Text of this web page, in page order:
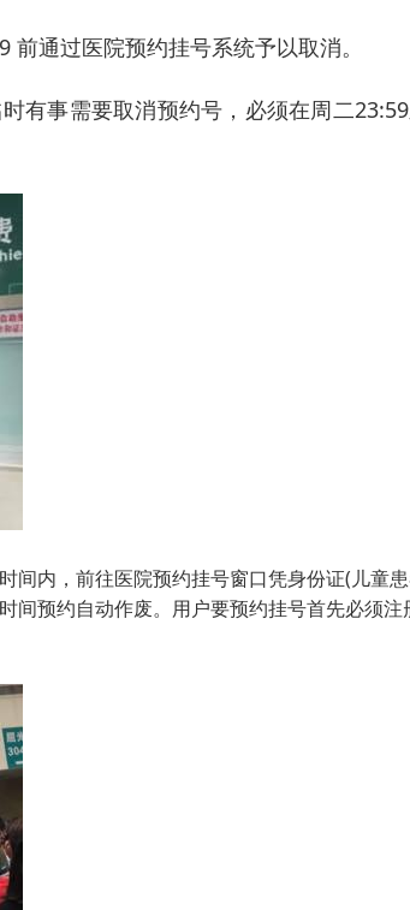
通过医院预约挂号系统予以取消。
有事需要取消预约号，必须在周二
间内，前往医院预约挂号窗口凭身份证(儿童
间预约自动作废。用户要预约挂号首先必须